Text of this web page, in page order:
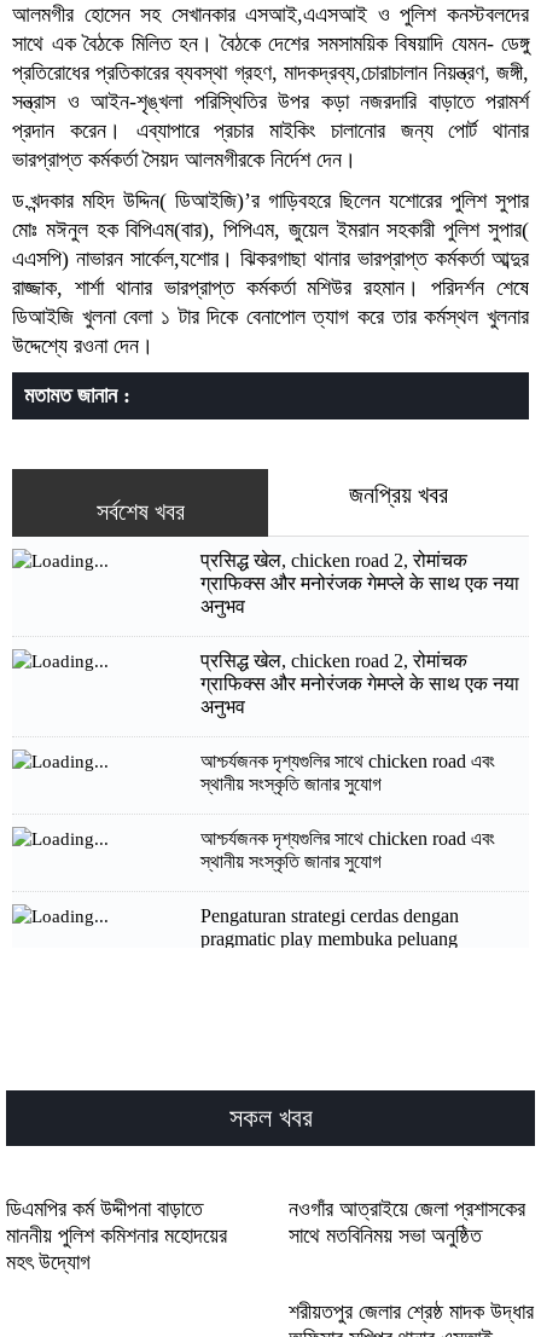
আলমগীর হোসেন সহ সেখানকার এসআই,এএসআই ও পুলিশ কনস্টবলদের
সাথে এক বৈঠকে মিলিত হন। বৈঠকে দেশের সমসাময়িক বিষয়াদি যেমন- ডেঙ্গু
প্রতিরোধের প্রতিকারের ব্যবস্থা গ্রহণ, মাদকদ্রব্য,চোরাচালান নিয়ন্ত্রণ, জঙ্গী,
সন্ত্রাস ও আইন-শৃঙ্খলা পরিস্থিতির উপর কড়া নজরদারি বাড়াতে পরামর্শ
প্রদান করেন। এব্যাপারে প্রচার মাইকিং চালানোর জন্য পোর্ট থানার
ভারপ্রাপ্ত কর্মকর্তা সৈয়দ আলমগীরকে নির্দেশ দেন।
ড.খন্দকার মহিদ উদ্দিন( ডিআইজি)’র গাড়িবহরে ছিলেন যশোরের পুলিশ সুপার
মোঃ মঈনুল হক বিপিএম(বার), পিপিএম, জুয়েল ইমরান সহকারী পুলিশ সুপার(
এএসপি) নাভারন সার্কেল,যশোর। ঝিকরগাছা থানার ভারপ্রাপ্ত কর্মকর্তা আব্দুর
রাজ্জাক, শার্শা থানার ভারপ্রাপ্ত কর্মকর্তা মশিউর রহমান। পরিদর্শন শেষে
ডিআইজি খুলনা বেলা ১ টার দিকে বেনাপোল ত্যাগ করে তার কর্মস্থল খুলনার
উদ্দেশ্যে রওনা দেন।
মতামত জানান :
সর্বশেষ খবর
জনপ্রিয় খবর
प्रसिद्ध खेल, chicken road 2, रोमांचक
ग्राफिक्स और मनोरंजक गेमप्ले के साथ एक नया
अनुभव
प्रसिद्ध खेल, chicken road 2, रोमांचक
ग्राफिक्स और मनोरंजक गेमप्ले के साथ एक नया
अनुभव
আশ্চর্যজনক দৃশ্যগুলির সাথে chicken road এবং
স্থানীয় সংস্কৃতি জানার সুযোগ
আশ্চর্যজনক দৃশ্যগুলির সাথে chicken road এবং
স্থানীয় সংস্কৃতি জানার সুযোগ
Pengaturan strategi cerdas dengan
pragmatic play membuka peluang
الفرص الذهبية ضمن تجربة pragmatic play
Vielversprechende Gewinne mit bettyspin
casino in innovativer Spielumgebung
Vavada онлайн казино (2026)
সকল খবর
ডিএমপির কর্ম উদ্দীপনা বাড়াতে
মাননীয় পুলিশ কমিশনার মহোদয়ের
মহৎ উদ্যোগ
নওগাঁর আত্রাইয়ে জেলা প্রশাসকের
সাথে মতবিনিময় সভা অনুষ্ঠিত
শরীয়তপুর জেলার শ্রেষ্ঠ মাদক উদ্ধার